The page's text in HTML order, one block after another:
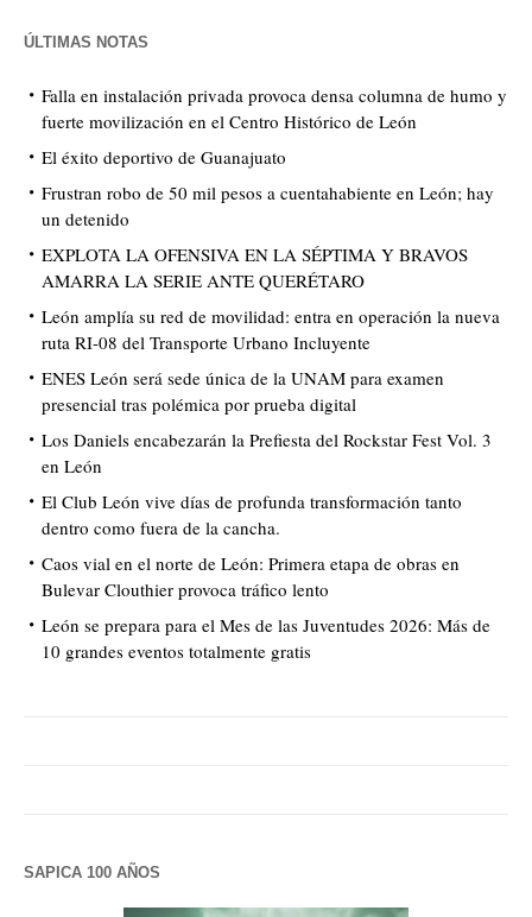
ÚLTIMAS NOTAS
Falla en instalación privada provoca densa columna de humo y
fuerte movilización en el Centro Histórico de León
El éxito deportivo de Guanajuato
Frustran robo de 50 mil pesos a cuentahabiente en León; hay
un detenido
EXPLOTA LA OFENSIVA EN LA SÉPTIMA Y BRAVOS
AMARRA LA SERIE ANTE QUERÉTARO
León amplía su red de movilidad: entra en operación la nueva
ruta RI-08 del Transporte Urbano Incluyente
ENES León será sede única de la UNAM para examen
presencial tras polémica por prueba digital
Los Daniels encabezarán la Prefiesta del Rockstar Fest Vol. 3
en León
El Club León vive días de profunda transformación tanto
dentro como fuera de la cancha.
Caos vial en el norte de León: Primera etapa de obras en
Bulevar Clouthier provoca tráfico lento
León se prepara para el Mes de las Juventudes 2026: Más de
10 grandes eventos totalmente gratis
SAPICA 100 AÑOS